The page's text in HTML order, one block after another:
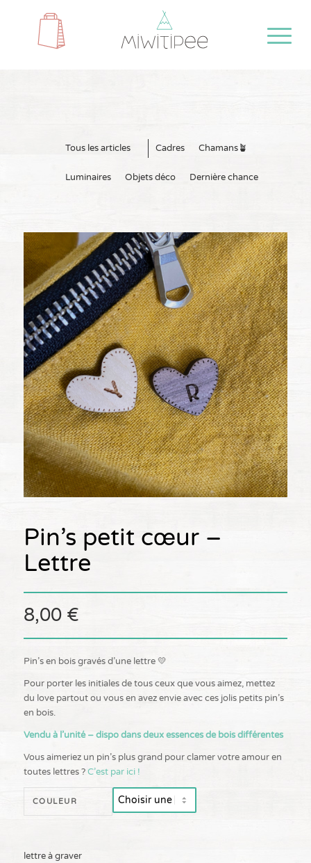
Tous les articles Cadres Chamans🪴
Luminaires Objets déco Dernière chance
Pin’s petit cœur –
Lettre
8,00 €
Pin’s en bois gravés d’une lettre 💛
Pour porter les initiales de tous ceux que vous aimez, mettez
du love partout ou vous en avez envie avec ces jolis petits pin’s
en bois.
Vendu à l’unité – dispo dans deux essences de bois différentes
Vous aimeriez un pin’s plus grand pour clamer votre amour en
toutes lettres ?C’est par ici !
COULEUR
lettre à graver